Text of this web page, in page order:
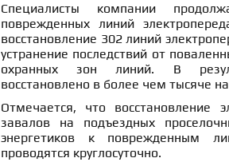
Специалисты компании
поврежденных линий
восстановление 302 линий
устранение последствий от
охранных зон линий. В
восстановлено в более чем тысяче
Отмечается, что восстановление
завалов на подъездных
энергетиков к поврежденным
проводятся круглосуточно.